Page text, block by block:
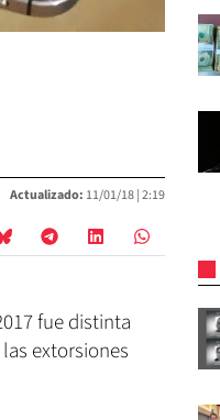
Actualizado: 11/01/18 |2:19
fue distinta
extorsiones